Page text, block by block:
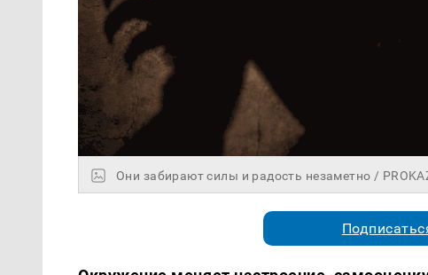
Они забирают силы и радость незаметно /